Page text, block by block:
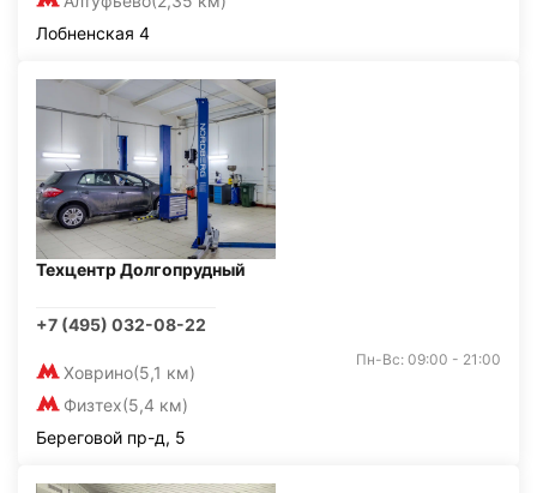
Лобненская 4
Техцентр Долгопрудный
+7 (495) 032-08-22
Ховрино(5,1 км)
Физтех(5,4 км)
Пн-Вс: 09:00 - 21:00
Береговой пр-д, 5